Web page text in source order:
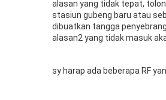
alasan yang tidak tepat,
stasiun gubeng baru atau
dibuatkan tangga
alasan2 yang tidak masuk
sy harap ada beberapa RF